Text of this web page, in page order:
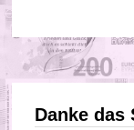
Danke das